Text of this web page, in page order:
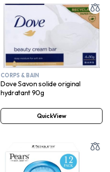
CORPS & BAIN
Dove Savon solide original
hydratant 90g
QuickView